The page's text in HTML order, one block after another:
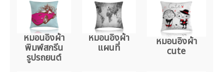
หมอนอิงผ้า
พิมพ์สกรีน
รูปรถยนต์
หมอนอิงผ้า
แผนที่ หมอนอิงผ้า
cute